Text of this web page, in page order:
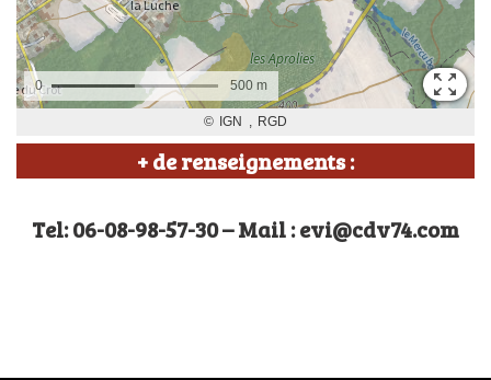
+ de renseignements :
Tel: 06-08-98-57-30 – Mail : evi@cdv74.com